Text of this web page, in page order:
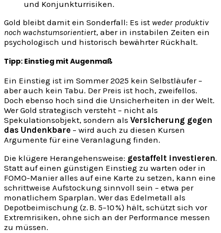
und Konjunkturrisiken.
Gold bleibt damit ein Sonderfall: Es ist weder produktiv
noch wachstumsorientiert, aber in instabilen Zeiten ein
psychologisch und historisch bewährter Rückhalt.
Tipp: Einstieg mit Augenmaß
Ein Einstieg ist im Sommer 2025 kein Selbstläufer –
aber auch kein Tabu. Der Preis ist hoch, zweifellos.
Doch ebenso hoch sind die Unsicherheiten in der Welt.
Wer Gold strategisch versteht – nicht als
Spekulationsobjekt, sondern als Versicherung gegen
das Undenkbare – wird auch zu diesen Kursen
Argumente für eine Veranlagung finden.
Die klügere Herangehensweise: gestaffelt investieren.
Statt auf einen günstigen Einstieg zu warten oder in
FOMO-Manier alles auf eine Karte zu setzen, kann eine
schrittweise Aufstockung sinnvoll sein – etwa per
monatlichem Sparplan. Wer das Edelmetall als
Depotbeimischung (z. B. 5–10 %) hält, schützt sich vor
Extremrisiken, ohne sich an der Performance messen
zu müssen.